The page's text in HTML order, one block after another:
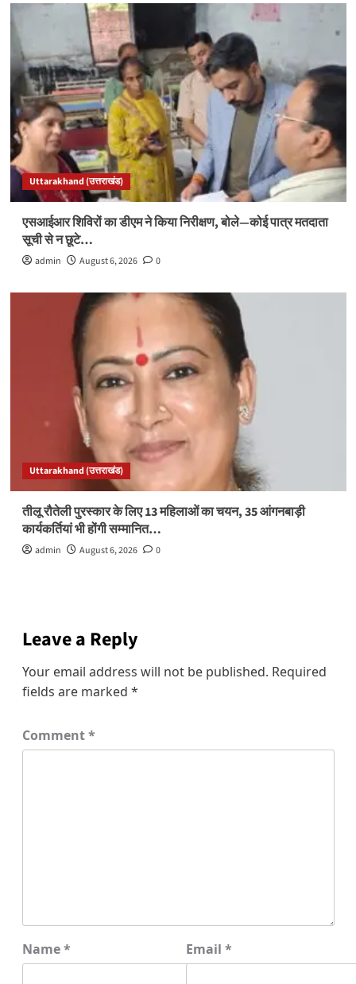
Uttarakhand (उत्तराखंड)
एसआईआर शिविरों का डीएम ने किया निरीक्षण, बोले—कोई पात्र मतदाता
सूची से न छूटे…
admin August 6, 2026 0
Uttarakhand (उत्तराखंड)
तीलू रौतेली पुरस्कार के लिए 13 महिलाओं का चयन, 35 आंगनबाड़ी
कार्यकर्तियां भी होंगी सम्मानित…
admin August 6, 2026 0
Leave a Reply
Your email address will not be published. Required
fields are marked *
Comment*
Name* Email *